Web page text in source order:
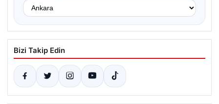
Bizi Takip Edin